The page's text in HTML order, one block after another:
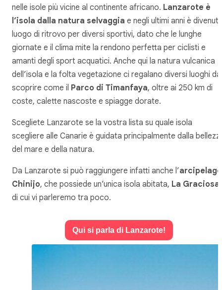
nelle isole più vicine al continente africano. Lanzarote è
l’isola dalla natura selvaggia e negli ultimi anni è
luogo di ritrovo per diversi sportivi, dato che le lunghe
giornate e il clima mite la rendono perfetta per ciclisti e
amanti degli sport acquatici. Anche qui la natura vulcanica
dell’isola e la folta vegetazione ci regalano diversi luoghi da
scoprire come il Parco di Timanfaya, oltre ai 250 km di
coste, calette nascoste e spiagge dorate.
Scegliete Lanzarote se la vostra lista su quale isola
scegliere alle Canarie è guidata principalmente dalla
del mare e della natura.
Da Lanzarote si può raggiungere infatti anche l’arcipelago
Chinijo, che possiede un’unica isola abitata, La Graciosa
di cui vi parleremo tra poco.
Qui si parla di Lanzarote!